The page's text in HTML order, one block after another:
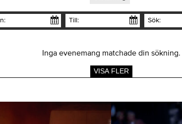
Till: Sök:
Inga evenemang matchade din sökning.
VISA FLER